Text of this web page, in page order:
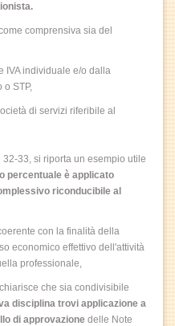
comprensiva sia del
IVA individuale e/o dalla
o STP,
di servizi riferibile al
33, si riporta un esempio utile
percentuale è applicato
riconducibile al
con la finalità della
economico effettivo dell'attività
professionale,
che sia condivisibile
disciplina trovi applicazione a
di approvazione delle Note